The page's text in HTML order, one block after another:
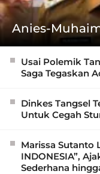
Anies-
Usai Polemik
Saga Tegaskan
Dinkes Tangsel
Untuk Cegah
Marissa Sutanto
INDONESIA”,
Sederhana